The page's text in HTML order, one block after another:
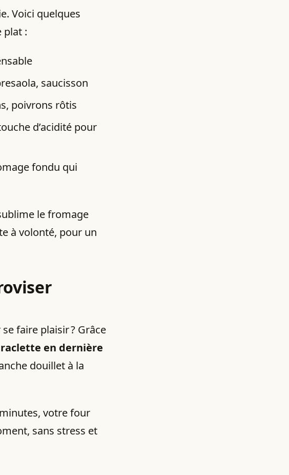
Voici quelques
plat :
saucisson
poivrons rôtis
d’acidité pour
fondu qui
le fromage
à volonté, pour un
faire plaisir ? Grâce
en dernière
douillet à la
votre four
sans stress et